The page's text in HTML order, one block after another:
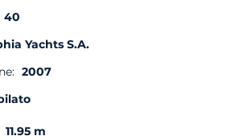
40
Yachts S.A.
2007
11.95 m